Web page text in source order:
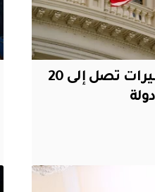
أميركا تقر سندات تأشيرات تصل إلى 20